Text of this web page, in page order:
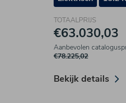
TOTAALPRIJS
€63.030,03
Aanbevolen
€78.225,02
Bekijk details